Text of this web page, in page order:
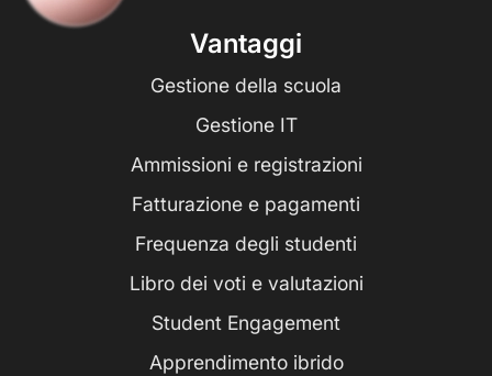
Vantaggi
Gestione della scuola
Gestione IT
Ammissioni e registrazioni
Fatturazione e pagamenti
Frequenza degli studenti
Libro dei voti e valutazioni
Student Engagement
Apprendimento ibrido